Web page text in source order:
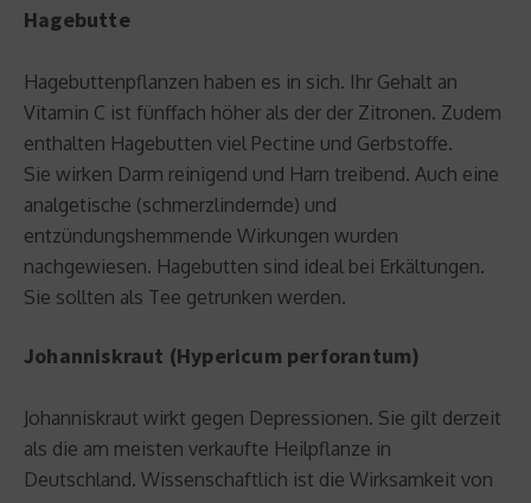
Hagebutte
Hagebuttenpflanzen haben es in sich. Ihr Gehalt an
Vitamin C ist fünffach höher als der der Zitronen. Zudem
enthalten Hagebutten viel Pectine und Gerbstoffe.
Sie wirken Darm reinigend und Harn treibend. Auch eine
analgetische (schmerzlindernde) und
entzündungshemmende Wirkungen wurden
nachgewiesen. Hagebutten sind ideal bei Erkältungen.
Sie sollten als Tee getrunken werden.
Johanniskraut (Hypericum perforantum)
Johanniskraut wirkt gegen Depressionen. Sie gilt derzeit
als die am meisten verkaufte Heilpflanze in
Deutschland. Wissenschaftlich ist die Wirksamkeit von